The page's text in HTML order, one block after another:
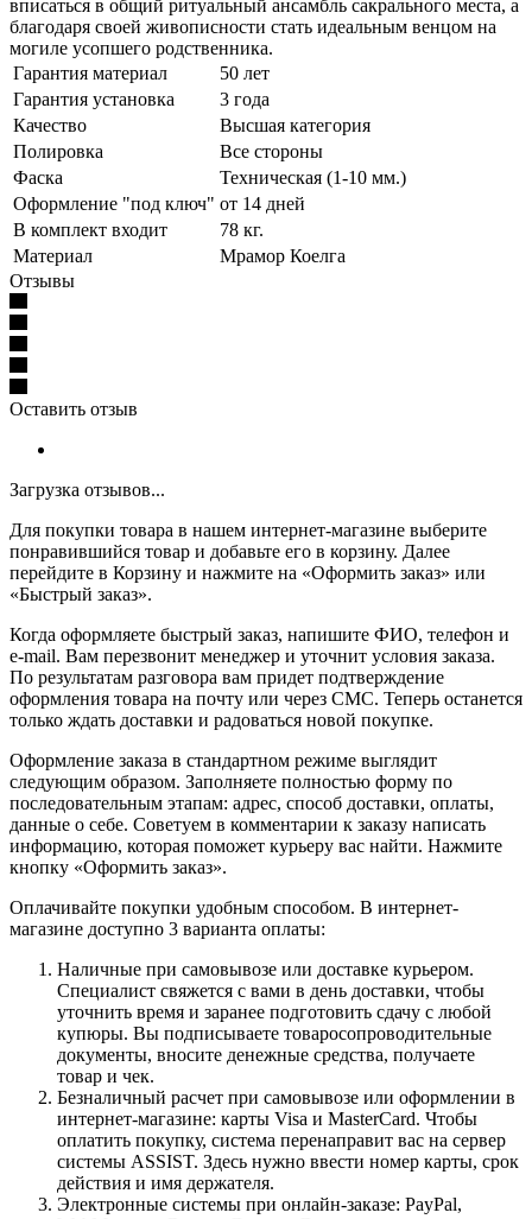
вписаться в общий ритуальный ансамбль сакрального места, а
благодаря своей живописности стать идеальным венцом на
могиле усопшего родственника.
Гарантия материал
50 лет
Гарантия установка
3 года
Качество
Высшая категория
Полировка
Все стороны
Фаска
Техническая (1-10 мм.)
Оформление "под ключ" от 14 дней
В комплект входит
78 кг.
Материал
Мрамор Коелга
Отзывы
Оставить отзыв
Загрузка отзывов...
Для покупки товара в нашем интернет-магазине выберите
понравившийся товар и добавьте его в корзину. Далее
перейдите в Корзину и нажмите на «Оформить заказ» или
«Быстрый заказ».
Когда оформляете быстрый заказ, напишите ФИО, телефон и
e-mail. Вам перезвонит менеджер и уточнит условия заказа.
По результатам разговора вам придет подтверждение
оформления товара на почту или через СМС. Теперь останется
только ждать доставки и радоваться новой покупке.
Оформление заказа в стандартном режиме выглядит
следующим образом. Заполняете полностью форму по
последовательным этапам: адрес, способ доставки, оплаты,
данные о себе. Советуем в комментарии к заказу написать
информацию, которая поможет курьеру вас найти. Нажмите
кнопку «Оформить заказ».
Оплачивайте покупки удобным способом. В интернет-
магазине доступно 3 варианта оплаты:
Наличные при самовывозе или доставке курьером.
Специалист свяжется с вами в день доставки, чтобы
уточнить время и заранее подготовить сдачу с любой
купюры. Вы подписываете товаросопроводительные
документы, вносите денежные средства, получаете
товар и чек.
Безналичный расчет при самовывозе или оформлении в
интернет-магазине: карты Visa и MasterCard. Чтобы
оплатить покупку, система перенаправит вас на сервер
системы ASSIST. Здесь нужно ввести номер карты, срок
действия и имя держателя.
Электронные системы при онлайн-заказе: PayPal,